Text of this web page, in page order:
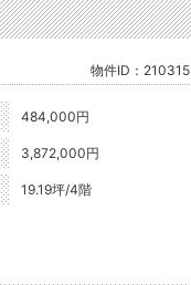
物件ID：210315
484,000円
3,872,000円
19.19坪/4階